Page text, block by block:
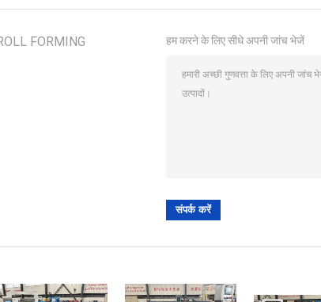
FORMING
हम करने के लिए सीधे अपनी जांच भेजें